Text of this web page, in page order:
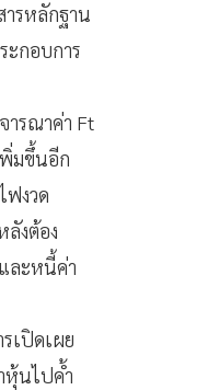
ารหลักฐาน
ะกอบการ
รณาค่า Ft
พิ่มขึ้นอีก
ฟงวด
งต้อง
ละหนี้ค่า
เปิดเผย
หุ้นไปค้ำ